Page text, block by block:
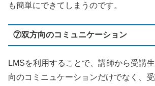
も簡単にできてしまうのです。
⑦双方向のコミュニケーション
LMSを利用することで、講師から受講
向のコミニュケーションだけでなく、受